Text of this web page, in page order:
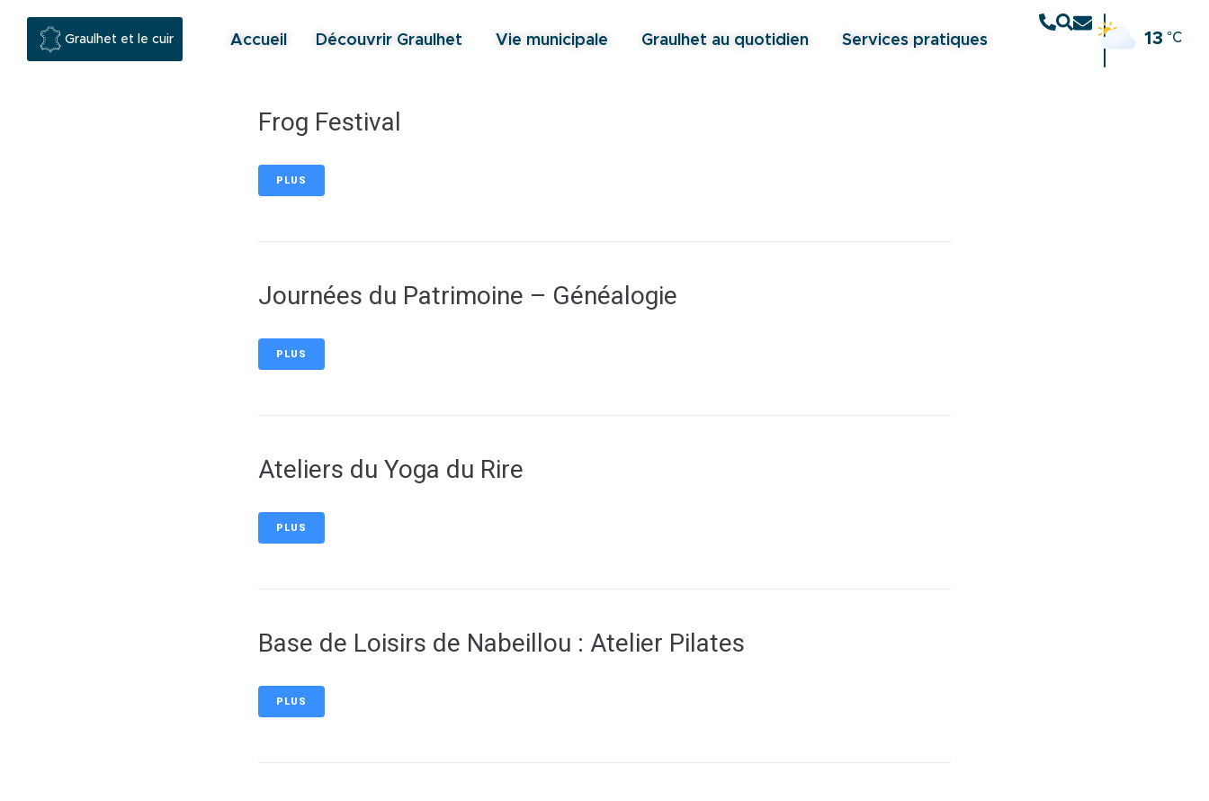
principal
Graulhet et le cuir Accueil Découvrir Graulhet Vie municipale Graulhet au quotidien Services pratiques 13 °C
Frog Festival
PLUS
Journées du Patrimoine – Généalogie
PLUS
Ateliers du Yoga du Rire
PLUS
Base de Loisirs de Nabeillou : Atelier Pilates
PLUS